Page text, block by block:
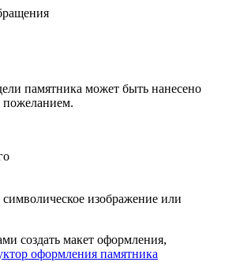
памятника может быть нанесено
изображение или
создать макет оформления,
оформления памятника